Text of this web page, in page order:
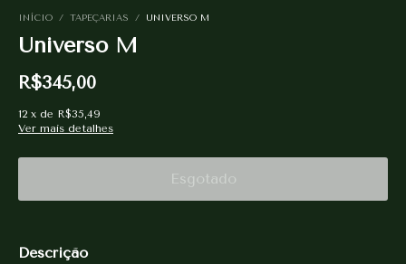
INÍCIO / TAPEÇARIAS / UNIVERSO M
Universo M
R$345,00
12 x de R$35,49
Ver mais detalhes
Descrição